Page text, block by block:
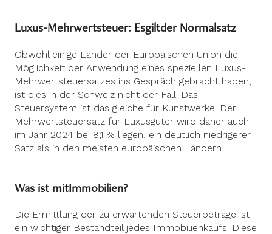
Luxus-Mehrwertsteuer: Esgiltder Normalsatz
Obwohl einige Länder der Europäischen Union die
Möglichkeit der Anwendung eines speziellen Luxus-
Mehrwertsteuersatzes ins Gespräch gebracht haben,
ist dies in der Schweiz nicht der Fall. Das
Steuersystem ist das gleiche für Kunstwerke. Der
Mehrwertsteuersatz für Luxusgüter wird daher auch
im Jahr 2024 bei 8,1 % liegen, ein deutlich niedrigerer
Satz als in den meisten europäischen Ländern.
Was ist mitImmobilien?
Die Ermittlung der zu erwartenden Steuerbeträge ist
ein wichtiger Bestandteil jedes Immobilienkaufs. Diese